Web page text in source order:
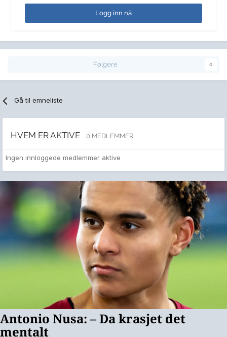
Logg inn nå
Følgere 0
Gå til emneliste
HVEM ER AKTIVE 0 MEDLEMMER
Ingen innloggede medlemmer aktive